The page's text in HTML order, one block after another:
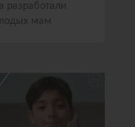
разработали
мам